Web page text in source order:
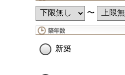
〜
新築